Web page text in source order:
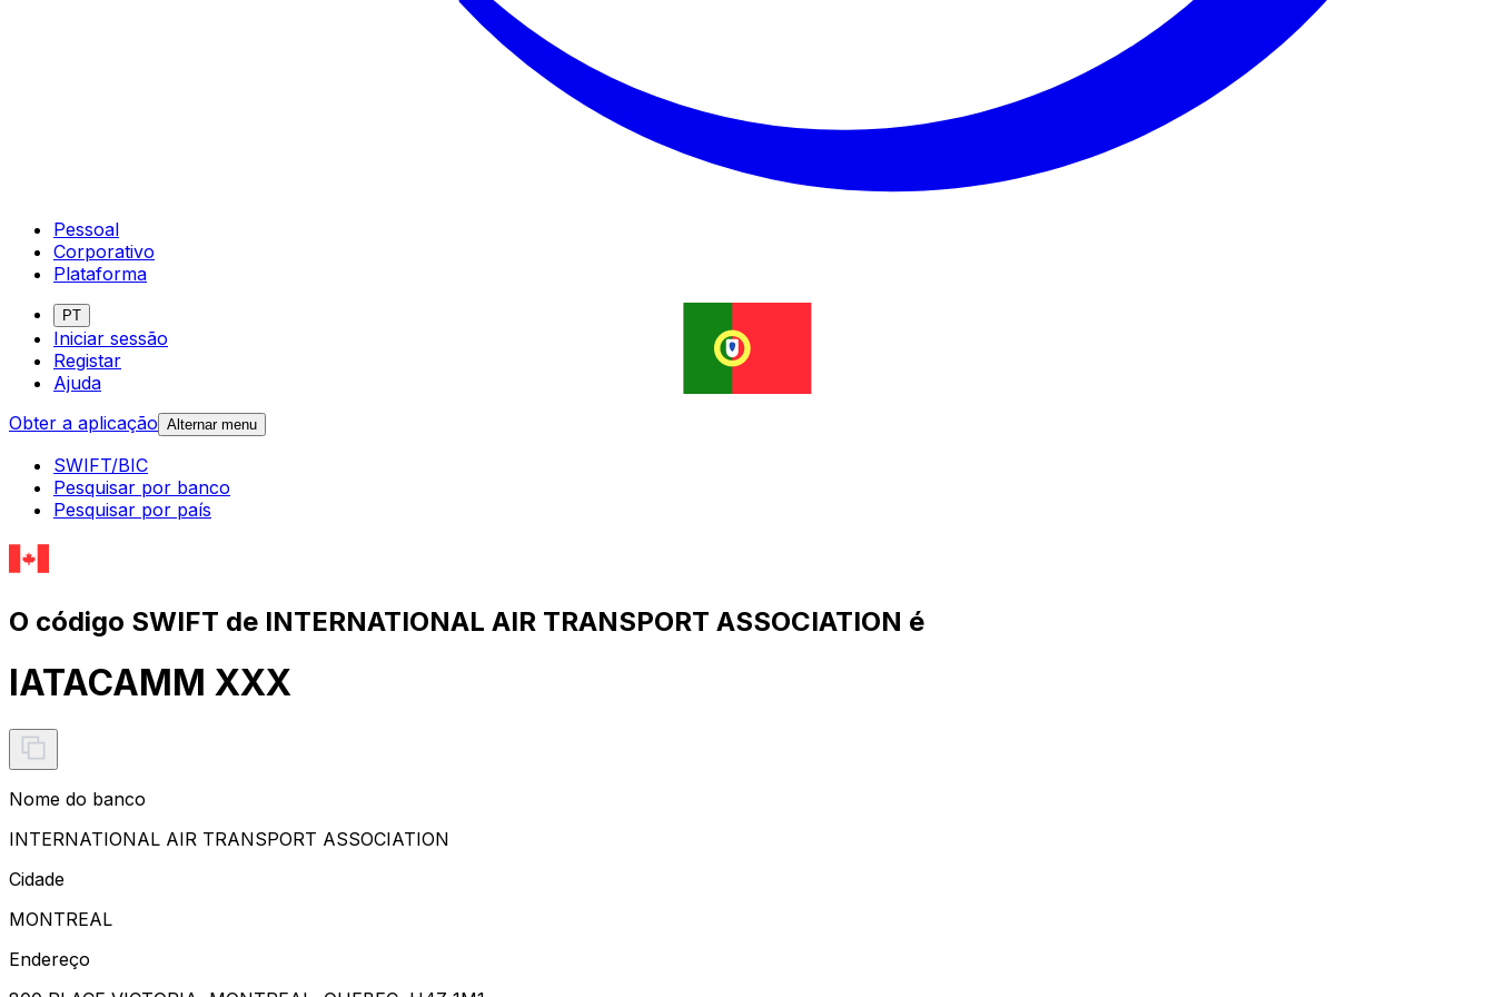
Pessoal
Corporativo
Plataforma
PT
Iniciar sessão
Registar
Ajuda
Obter a aplicação Alternar menu
SWIFT/BIC
Pesquisar por banco
Pesquisar por país
O código SWIFT de INTERNATIONAL AIR TRANSPORT ASSOCIATION é
IATACAMM XXX
Nome do banco
INTERNATIONAL AIR TRANSPORT ASSOCIATION
Cidade
MONTREAL
Endereço